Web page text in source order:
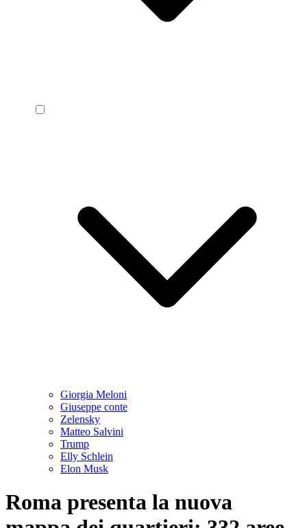
Giorgia Meloni
Giuseppe conte
Zelensky
Matteo Salvini
Trump
Elly Schlein
Elon Musk
Roma presenta la nuova